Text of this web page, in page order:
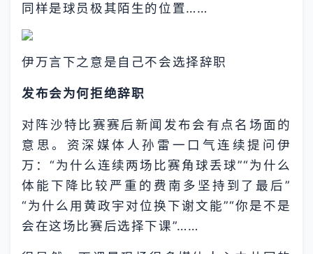
同样是球员极其陌生的位置……
伊万言下之意是自己不会选择辞职
发布会为何拒绝辞职
对阵沙特比赛赛后新闻发布会有点名场面的
意思。资深媒体人孙雷一口气连续提问伊
万：“为什么连续两场比赛角球丢球”“为什么
体能下降比较严重的费南多坚持到了最后”
“为什么用黄政宇对位换下谢文能”“你是不是
会在这场比赛后选择下课”……